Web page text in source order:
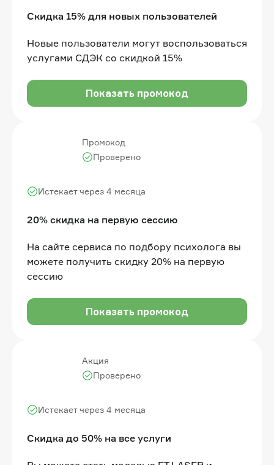
Скидка 15% для новых пользователей
Новые пользователи могут воспользоваться
услугами СДЭК со скидкой 15%
Показать промокод
Промокод
20% скидка на первую сессию
Истекает через 4 месяца
Проверено
На сайте сервиса по подбору психолога вы
можете получить скидку 20% на первую
сессию
Показать промокод
Акция
Скидка до 50% на все услуги
Истекает через 4 месяца
Проверено